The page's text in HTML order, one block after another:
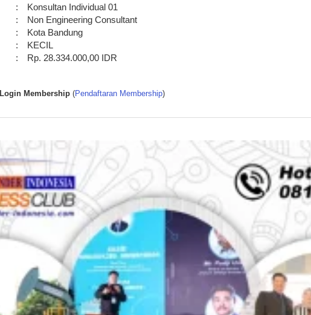
:
Konsultan Individual 01
:
Non Engineering Consultant
:
Kota Bandung
:
KECIL
: Rp. 28.334.000,00 IDR
Login Membership (Pendaftaran Membership)